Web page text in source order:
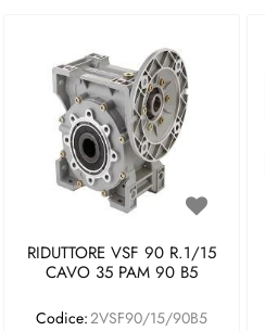
RIDUTTORE VSF 90 R.1/15
CAVO 35 PAM 90 B5
Codice:2VSF90/15/90B5